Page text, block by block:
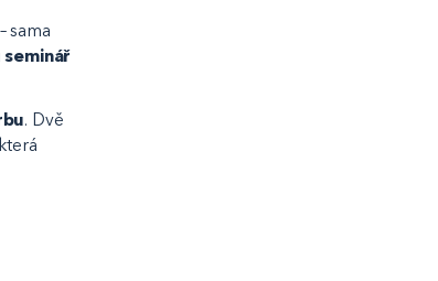
sama
seminář
. Dvě